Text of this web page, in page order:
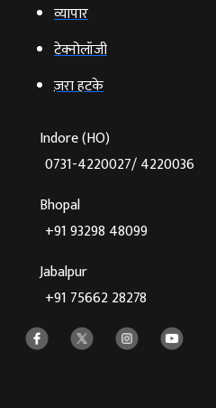
व्‍यापार
टेक्‍नोलॉजी
ज़रा हटके
Indore (HO)
0731-4220027/ 4220036
Bhopal
+91 93298 48099
Jabalpur
+91 75662 28278